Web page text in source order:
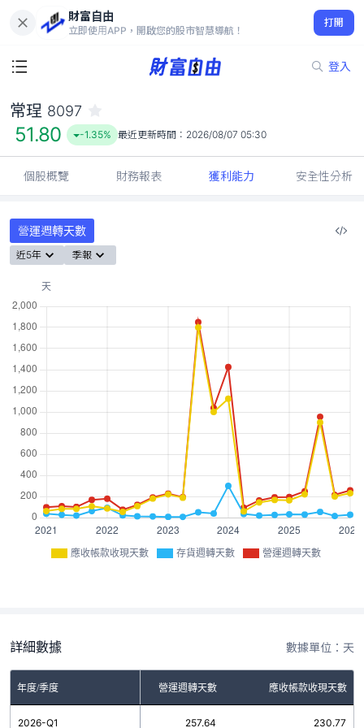
財富自由
立即使用APP，開啟您的股市智慧導航！
打開
登入
51.80
-1.35%
常珵 8097
51.80 -1.35% 最近更新時間： 2026/08/07 05:30
個股概覽 財務報表 獲利能力 安全性分析
營運週轉天數
近5年 季報
應收帳款收現天數 存貨週轉天數 營運週轉天數
詳細數據 數據單位：天
年度/季度
存貨週轉天數 營運週轉天數 應收帳款收現天數
2026-Q1 257.64 230.77